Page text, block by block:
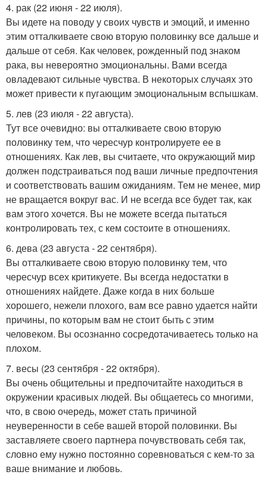
4. рак (22 июня - 22 июля).
Вы идете на поводу у своих чувств и эмоций, и именно
этим отталкиваете свою вторую половинку все дальше и
дальше от себя. Как человек, рожденный под знаком
рака, вы невероятно эмоциональны. Вами всегда
овладевают сильные чувства. В некоторых случаях это
может привести к пугающим эмоциональным вспышкам.
5. лев (23 июля - 22 августа).
Тут все очевидно: вы отталкиваете свою вторую
половинку тем, что чересчур контролируете ее в
отношениях. Как лев, вы считаете, что окружающий мир
должен подстраиваться под ваши личные предпочтения
и соответствовать вашим ожиданиям. Тем не менее, мир
не вращается вокруг вас. И не всегда все будет так, как
вам этого хочется. Вы не можете всегда пытаться
контролировать тех, с кем состоите в отношениях.
6. дева (23 августа - 22 сентября).
Вы отталкиваете свою вторую половинку тем, что
чересчур всех критикуете. Вы всегда недостатки в
отношениях найдете. Даже когда в них больше
хорошего, нежели плохого, вам все равно удается найти
причины, по которым вам не стоит быть с этим
человеком. Вы осознанно сосредотачиваетесь только на
плохом.
7. весы (23 сентября - 22 октября).
Вы очень общительны и предпочитайте находиться в
окружении красивых людей. Вы общаетесь со многими,
что, в свою очередь, может стать причиной
неуверенности в себе вашей второй половинки. Вы
заставляете своего партнера почувствовать себя так,
словно ему нужно постоянно соревноваться с кем-то за
ваше внимание и любовь.